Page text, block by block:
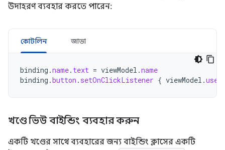
উদাহরণ ব্যবহার করতে পারেন:
কোটলিন জাভা
binding .name. text = viewModel .name
binding .button . setOnClickListener { viewModel .
খণ্ডে ভিউ বাইন্ডিং ব্যবহার করুন
একটি খণ্ডের সাথে ব্যবহারের জন্য বাইন্ডিং ক্লাসের একটি